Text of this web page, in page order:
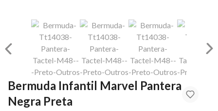
Bermuda Infantil Marvel Pantera
Negra Preta